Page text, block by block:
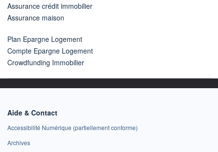
Assurance crédit immobilier
Assurance maison
Plan Epargne Logement
Compte Epargne Logement
Crowdfunding Immobilier
Aide & Contact
Accessibilité Numérique (partiellement conforme)
Archives